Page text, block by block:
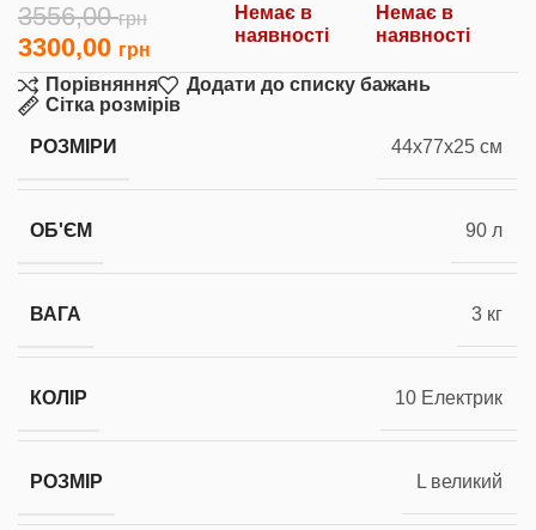
3556,00
3300,00
Немає в
наявності
Немає в
наявності
Порівняння
Додати до списку бажань
Сітка розмірів
РОЗМІРИ 44x77x25 см
ОБ'ЄМ 90 л
ВАГА 3 кг
КОЛІР 10 Електрик
РОЗМІР L великий